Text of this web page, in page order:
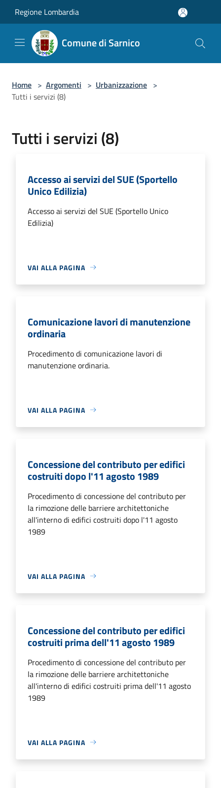
Regione Lombardia
Comune di Sarnico
Home > Argomenti > Urbanizzazione >
Tutti i servizi (8)
Tutti i servizi (8)
Accesso ai servizi del SUE (Sportello
Unico Edilizia)
Accesso ai servizi del SUE (Sportello Unico
Edilizia)
VAI ALLA PAGINA
Comunicazione lavori di manutenzione
ordinaria
Procedimento di comunicazione lavori di
manutenzione ordinaria.
VAI ALLA PAGINA
Concessione del contributo per edifici
costruiti dopo l'11 agosto 1989
Procedimento di concessione del contributo per
la rimozione delle barriere architettoniche
all'interno di edifici costruiti dopo l'11 agosto
1989
VAI ALLA PAGINA
Concessione del contributo per edifici
costruiti prima dell'11 agosto 1989
Procedimento di concessione del contributo per
la rimozione delle barriere architettoniche
all'interno di edifici costruiti prima dell'11 agosto
1989
VAI ALLA PAGINA